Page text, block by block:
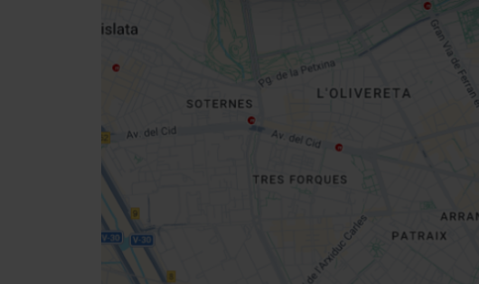
Cómo llegar
sidebar